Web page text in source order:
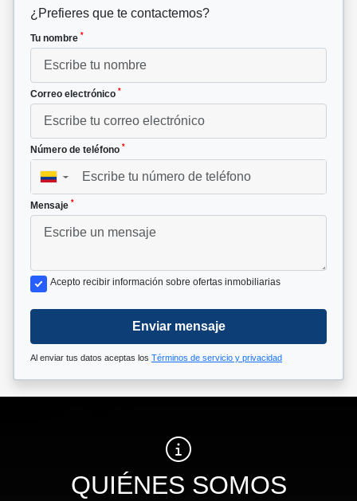
¿Prefieres que te contactemos?
Tu nombre *
Correo electrónico *
Número de teléfono *
▼
Mensaje *
Acepto recibir información sobre ofertas inmobiliarias
Enviar mensaje
Al enviar tus datos aceptas los Términos de servicio y privacidad
QUIÉNES SOMOS